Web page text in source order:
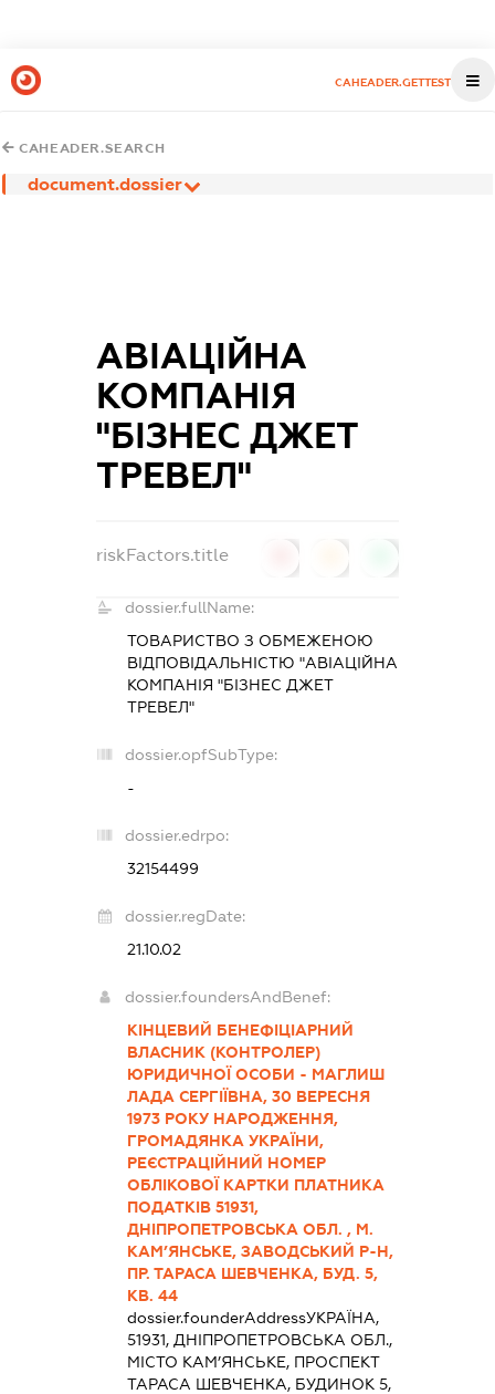
CAHEADER.GETTEST
CAHEADER.SEARCH
document.dossier
АВІАЦІЙНА
КОМПАНІЯ
"БІЗНЕС ДЖЕТ
ТРЕВЕЛ"
riskFactors.title
dossier.fullName:
ТОВАРИСТВО З ОБМЕЖЕНОЮ
ВІДПОВІДАЛЬНІСТЮ "АВІАЦІЙНА
КОМПАНІЯ "БІЗНЕС ДЖЕТ
ТРЕВЕЛ"
dossier.opfSubType:
-
dossier.edrpo:
32154499
dossier.regDate:
21.10.02
dossier.foundersAndBenef:
КІНЦЕВИЙ БЕНЕФІЦІАРНИЙ
ВЛАСНИК (КОНТРОЛЕР)
ЮРИДИЧНОЇ ОСОБИ - МАГЛИШ
ЛАДА СЕРГІЇВНА, 30 ВЕРЕСНЯ
1973 РОКУ НАРОДЖЕННЯ,
ГРОМАДЯНКА УКРАЇНИ,
РЕЄСТРАЦІЙНИЙ НОМЕР
ОБЛІКОВОЇ КАРТКИ ПЛАТНИКА
ПОДАТКІВ 51931,
ДНІПРОПЕТРОВСЬКА ОБЛ. , М.
КАМ’ЯНСЬКЕ, ЗАВОДСЬКИЙ Р-Н,
ПР. ТАРАСА ШЕВЧЕНКА, БУД. 5,
КВ. 44
dossier.founderAddressУКРАЇНА,
51931, ДНІПРОПЕТРОВСЬКА ОБЛ.,
МІСТО КАМ’ЯНСЬКЕ, ПРОСПЕКТ
ТАРАСА ШЕВЧЕНКА, БУДИНОК 5,